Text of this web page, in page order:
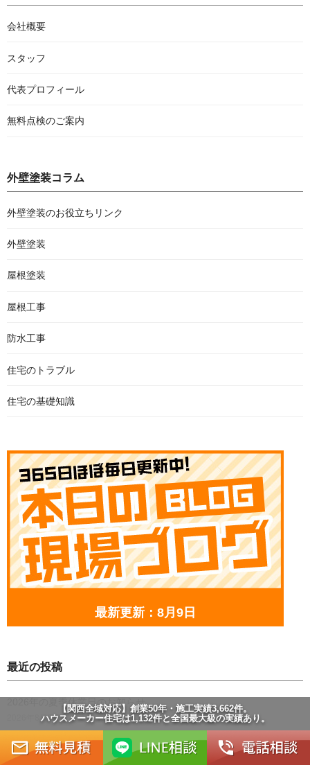
会社概要
スタッフ
代表プロフィール
無料点検のご案内
外壁塗装コラム
外壁塗装のお役立ちリンク
外壁塗装
屋根塗装
屋根工事
防水工事
住宅のトラブル
住宅の基礎知識
最新更新：8月9日
最近の投稿
2026年の夏季休業日のお知らせ
2026年8月9日
富田林市でセキスイハイムの外壁塗装工事（多彩模様仕上げ）
【関西全域対応】創業50年・施工実績3,662件。
ハウスメーカー住宅は1,132件と全国最大級の実績あり。